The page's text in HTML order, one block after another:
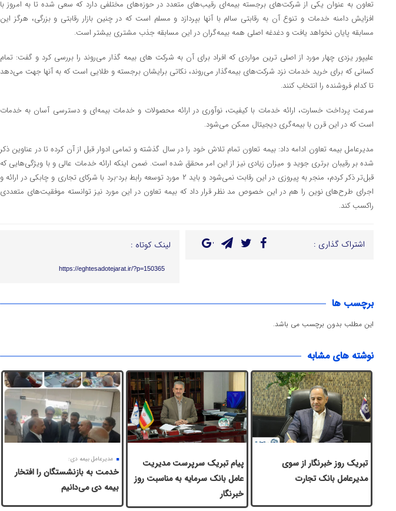
تعاون به عنوان یکی از شرکت‌های برجسته بیمه‌ای رقیب‌های متعدد در حوزه‌های مختلفی دارد که سعی شده تا به امروز با
افزایش دامنه خدمات و تنوع آن به رقابتی سالم با آنها بپردازد و مسلم است که در چنین بازار رقابتی و بزرگی، هرگز این
مسابقه پایان نخواهد یافت و دغدغه اصلی همه بیمه‌گران در این مسابقه جذب مشتری بیشتر است.
علیپور یزدی چهار مورد از اصلی ترین مواردی که افراد برای آن به شرکت های بیمه گذار می‌روند را بررسی کرد و گفت: تمام
کسانی که برای خرید خدمات نزد شرکت‌های بیمه‌گذار می‌روند، نکاتی برایشان برجسته و طلایی است که به آنها جهت می‌دهد
تا کدام فروشنده را انتخاب کنند.
سرعت پرداخت خسارت، ارائه خدمات با کیفیت، نوآوری در ارائه محصولات و خدمات بیمه‌ای و دسترسی آسان به خدمات
است که در این قرن با بیمه‌گری دیجیتال ممکن می‌شود.
مدیرعامل بیمه تعاون ادامه داد: بیمه تعاون تمام تلاش خود را در سال گذشته و تمامی ادوار قبل از آن کرده تا در عناوین ذکر
شده بر رقیبان برتری جوید و میزان زیادی نیز از این امر محقق شده است. ضمن اینکه ارائه خدمات عالی و با ویژگی‌هایی که
قبل‌تر ذکر کردم، منجر به پیروزی در این رقابت نمی‌شود و باید ۲ مورد توسعه رابط برد-برد با شرکای تجاری و چابکی در ارائه و
اجرای طرح‌های نوین را هم در این خصوص مد نظر قرار داد که بیمه تعاون در این مورد نیز توانسته موفقیت‌های متعددی
راکسب کند.
اشتراک گذاری : لینک کوتاه :
https://eghtesadotejarat.ir/?p=150365
برچسب ها
این مطلب بدون برچسب می باشد.
نوشته های مشابه
تبریک روز خبرنگار از سوی
مدیرعامل بانک تجارت
پیام تبریک سرپرست مدیریت
عامل بانک سرمایه به مناسبت روز
خبرنگار
مدیرعامل بیمه دی:
خدمت به بازنشستگان‌ را افتخار
بیمه دی می‌دانیم